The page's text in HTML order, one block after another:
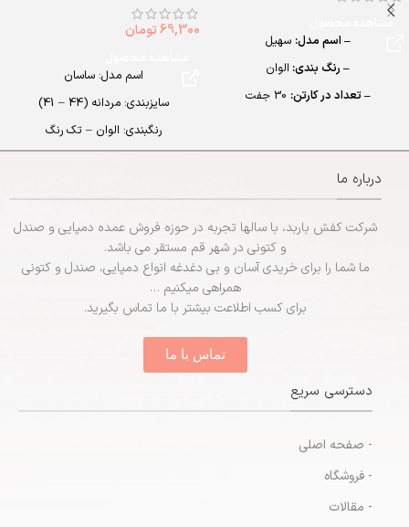
– اسم مدل: سهیل
– رنگ بندی: الوان
– تعداد در کارتن:
– سایزبندی:پسرانه (31 - 35)
69,300تومان
اسم مدل: ساسان
سایزبندی: مردانه (44 – 41)
رنگبندی: الوان – تک رنگ
درباره ما
شرکت کفش باربد، با سالها تجربه در حوزه فروش عمده دمپایی و صندل
و کتونی در شهر قم مستقر می باشد.
ما شما را برای خریدی آسان و بی دغدغه انواع دمپایی، صندل و کتونی
همراهی میکنیم …
برای کسب اطلاعت بیشتر با ما تماس بگیرید.
تماس با ما
دسترسی سریع
- صفحه اصلی
- فروشگاه
- مقالات